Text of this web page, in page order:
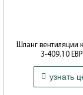
Шланг вентиляции
З-409.10
Артикул:
Производитель:
193 ₽узнать